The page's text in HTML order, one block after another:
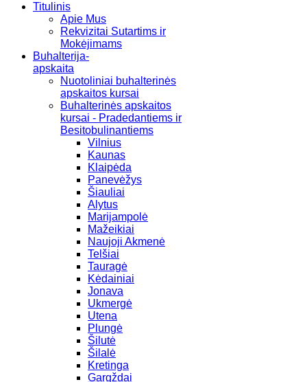
Titulinis
Apie Mus
Rekvizitai Sutartims ir
Mokėjimams
Buhalterija-
apskaita
Nuotoliniai buhalterinės
apskaitos kursai
Buhalterinės apskaitos
kursai - Pradedantiems ir
Besitobulinantiems
Vilnius
Kaunas
Klaipėda
Panevėžys
Šiauliai
Alytus
Marijampolė
Mažeikiai
Naujoji Akmenė
Telšiai
Tauragė
Kėdainiai
Jonava
Ukmergė
Utena
Plungė
Šilutė
Šilalė
Kretinga
Gargždai